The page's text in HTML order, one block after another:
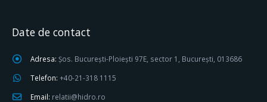
Date de contact
Adresa: Șos. București-Ploiești 97E, sector 1, București, 013686
Telefon: +40-21-318 1115
Email: relatii@hidro.ro